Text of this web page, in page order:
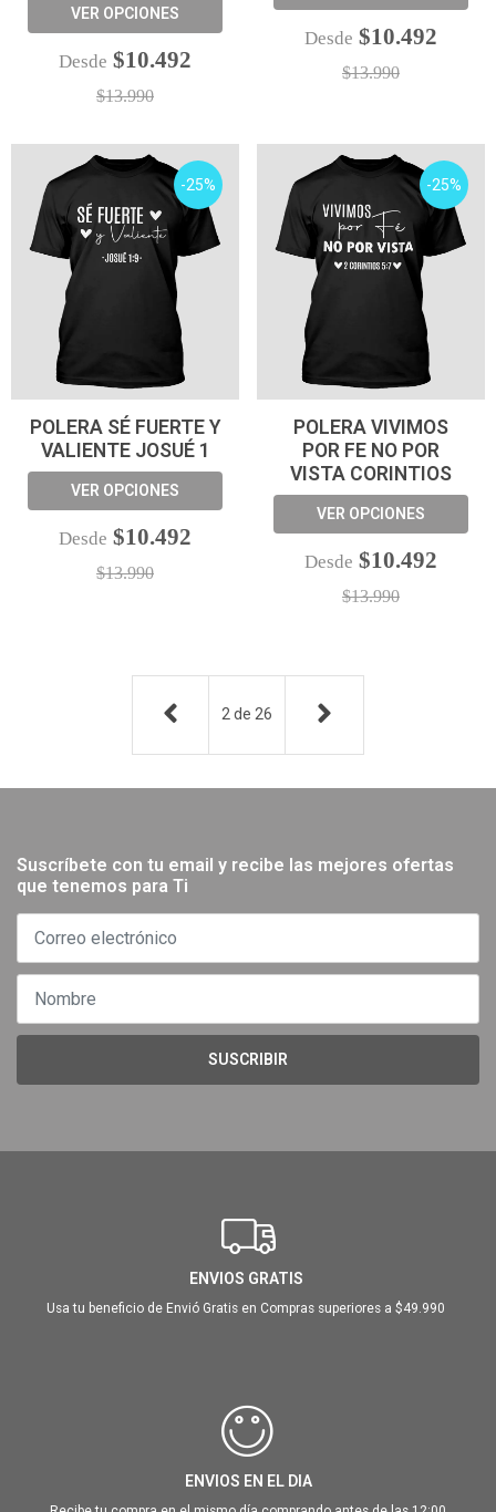
VER OPCIONES
Desde $10.492
$13.990
Desde $10.492
$13.990
-25%
POLERA SÉ FUERTE Y
VALIENTE JOSUÉ 1
VER OPCIONES
Desde $10.492
$13.990
-25%
POLERA VIVIMOS
POR FE NO POR
VISTA CORINTIOS
VER OPCIONES
Desde $10.492
$13.990
2 de 26
Suscríbete con tu email y recibe las mejores ofertas
que tenemos para Ti
SUSCRIBIR
ENVIOS GRATIS
Usa tu beneficio de Envió Gratis en Compras superiores a $49.990
ENVIOS EN EL DIA